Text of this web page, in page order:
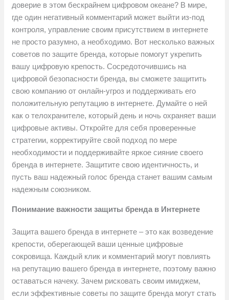
доверие в этом бескрайнем цифровом океане? В мире,
где один негативный комментарий может выйти из-под
контроля, управление своим присутствием в интернете
не просто разумно, а необходимо. Вот несколько важных
советов по защите бренда, которые помогут укрепить
вашу цифровую крепость. Сосредоточившись на
цифровой безопасности бренда, вы сможете защитить
свою компанию от онлайн-угроз и поддерживать его
положительную репутацию в интернете. Думайте о ней
как о телохранителе, который день и ночь охраняет ваши
цифровые активы. Откройте для себя проверенные
стратегии, корректируйте свой подход по мере
необходимости и поддерживайте яркое сияние своего
бренда в интернете. Защитите свою идентичность, и
пусть ваш надежный голос бренда станет вашим самым
надежным союзником.
Понимание важности защиты бренда в Интернете
Защита вашего бренда в интернете – это как возведение
крепости, оберегающей ваши ценные цифровые
сокровища. Каждый клик и комментарий могут повлиять
на репутацию вашего бренда в интернете, поэтому важно
оставаться начеку. Зачем рисковать своим имиджем,
если эффективные советы по защите бренда могут стать